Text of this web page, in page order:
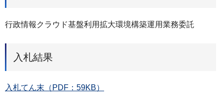
行政情報クラウド基盤利用拡大環境構築運用業務委託
入札結果
入札てん末（PDF：59KB）